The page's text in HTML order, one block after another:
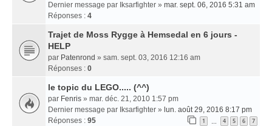
Dernier message par Iksarfighter » mar. sept. 06, 2016 5:31 am
Réponses : 4
Trajet de Moss Rygge à Hemsedal en 6 jours -
HELP
par Patenrond » sam. sept. 03, 2016 12:16 am
Réponses : 0
le topic du LEGO..... (^^)
par Fenris » mar. déc. 21, 2010 1:57 pm
Dernier message par Iksarfighter » lun. août 29, 2016 8:17 pm
Réponses : 95 1 … 4 5 6 7